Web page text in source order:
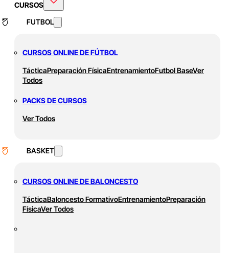
CURSOS
FUTBOL
CURSOS ONLINE DE FÚTBOL
TácticaPreparación FísicaEntrenamientoFutbol BaseVer
Todos
PACKS DE CURSOS
Ver Todos
BASKET
CURSOS ONLINE DE BALONCESTO
TácticaBaloncesto FormativoEntrenamientoPreparación
FísicaVer Todos